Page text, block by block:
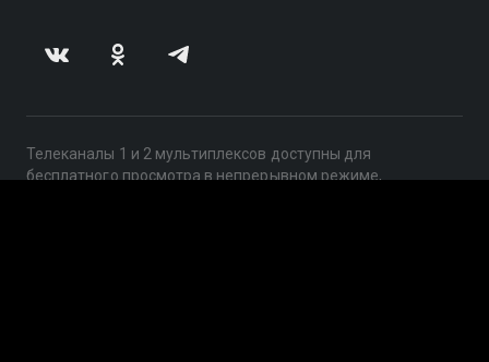
Телеканалы 1 и 2 мультиплексов доступны для
бесплатного просмотра в непрерывном режиме,